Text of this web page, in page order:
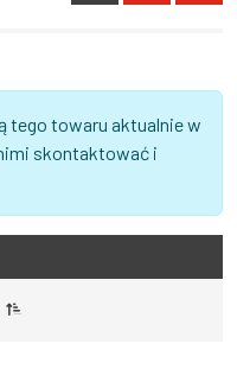
tego towaru aktualnie w
skontaktować i